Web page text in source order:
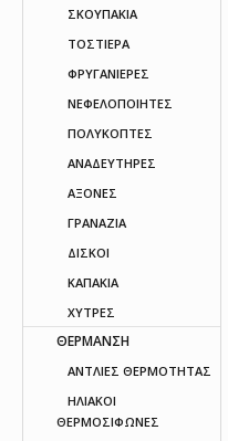
ΣΚΟΥΠΑΚΙΑ
ΤΟΣΤΙΕΡΑ
ΦΡΥΓΑΝΙΕΡΕΣ
ΝΕΦΕΛΟΠΟΙΗΤΕΣ
ΠΟΛΥΚΟΠΤΕΣ
ΑΝΑΔΕΥΤΗΡΕΣ
ΑΞΟΝΕΣ
ΓΡΑΝΑΖΙΑ
ΔΙΣΚΟΙ
ΚΑΠΑΚΙΑ
ΧΥΤΡΕΣ
ΘΕΡΜΑΝΣΗ
ΑΝΤΛΙΕΣ ΘΕΡΜΟΤΗΤΑΣ
ΗΛΙΑΚΟΙ
ΘΕΡΜΟΣΙΦΩΝΕΣ